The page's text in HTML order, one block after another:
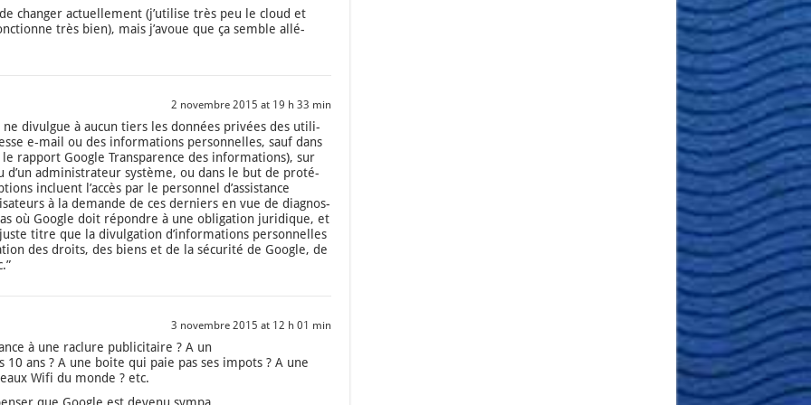
chan­ger actuel­le­ment (j’utilise très peu le cloud et
très bien), mais j’avoue que ça semble allé­
2 novembre 2015 at 19 h 33 min
divulgue à aucun tiers les don­nées pri­vées des uti­li­
e‑mail ou des infor­ma­tions per­son­nelles, sauf dans
rap­port Google Trans­pa­rence des infor­ma­tions), sur
d’un admi­nis­tra­teur sys­tème, ou dans le but de pro­té­
incluent l’ac­cès par le per­son­nel d’as­sis­tance
à la demande de ces der­niers en vue de diag­nos­
où Google doit répondre à une obli­ga­tion juri­dique, et
titre que la divul­ga­tion d’in­for­ma­tions per­son­nelles
des droits, des biens et de la sécu­ri­té de Google, de
3 novembre 2015 at 12 h 01 min
à une raclure publi­ci­taire ? A un
ans ? A une boite qui paie pas ses impots ? A une
Wifi du monde ? etc.